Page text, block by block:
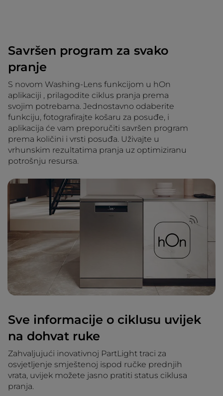
Savršen program za svako
pranje
S novom Washing-Lens funkcijom u hOn
aplikaciji , prilagodite ciklus pranja prema
svojim potrebama. Jednostavno odaberite
funkciju, fotografirajte košaru za posuđe, i
aplikacija će vam preporučiti savršen program
prema količini i vrsti posuđa. Uživajte u
vrhunskim rezultatima pranja uz optimiziranu
potrošnju resursa.
Sve informacije o ciklusu uvijek
na dohvat ruke
Zahvaljujući inovativnoj PartLight traci za
osvjetljenje smještenoj ispod ručke prednjih
vrata, uvijek možete jasno pratiti status ciklusa
pranja.